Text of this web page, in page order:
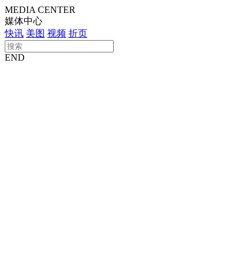
MEDIA CENTER
媒体中心
快讯 美图 视频 折页
END